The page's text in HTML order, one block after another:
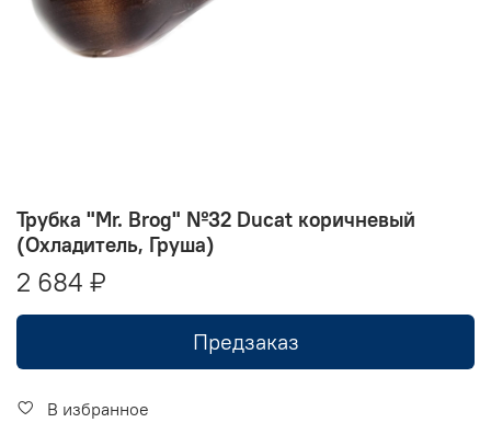
Трубка "Mr. Brog" №32 Ducat коричневый
(Охладитель, Груша)
2 684 ₽
Предзаказ
В избранное